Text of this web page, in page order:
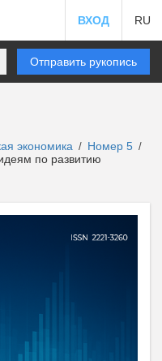
ВХОД RU
Отправить рукопись
экономика / Номер 5 /
по развитию